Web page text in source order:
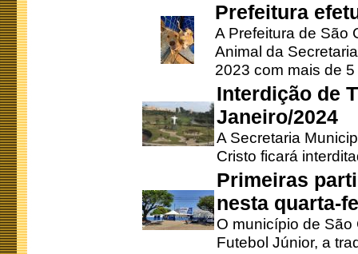
Prefeitura
A Prefeitura de São
Animal da
2023 com mais de 5
Interdição de
Janeiro/2024
A Secretaria
Cristo ficará
Primeiras
nesta quarta-
O município de
Futebol Júnior, a